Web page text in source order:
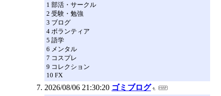
1 部活・サークル
2 受験・勉強
3 ブログ
4 ボランティア
5 語学
6 メンタル
7 コスプレ
9 コレクション
10 FX
2026/08/06 21:30:20 ゴミブログ